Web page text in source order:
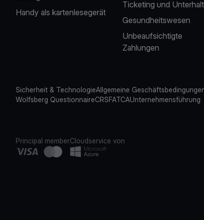
Handy als kartenlesegerät
Ticketing und
Gesundheitswesen
Unbeaufsichtigte
Zahlungen
Sicherheit & TechnologieAllgemeine
Wolfsberg QuestionnaireCRSFATCAUnternehmensführung
Principal memberCloudservice von